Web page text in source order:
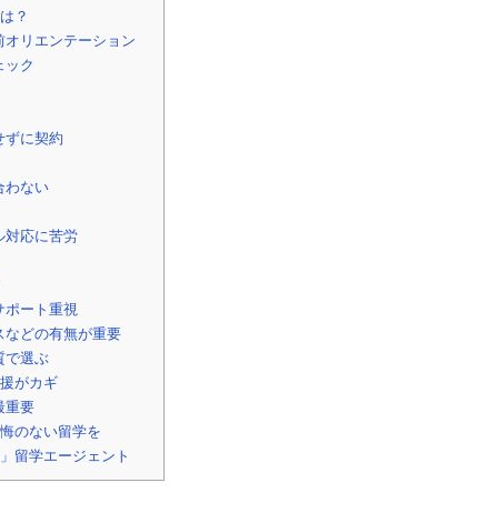
？
リエンテーション
ック
に契約
わない
応に苦労
ポート重視
どの有無が重要
で選ぶ
がカギ
重要
のない留学を
留学エージェント